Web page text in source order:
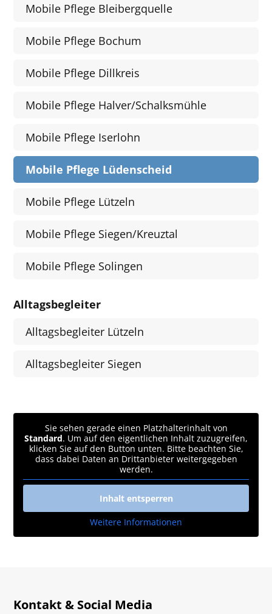
Mobile Pflege Bleibergquelle
Mobile Pflege Bochum
Mobile Pflege Dillkreis
Mobile Pflege Halver/Schalksmühle
Mobile Pflege Iserlohn
Mobile Pflege Lüdenscheid
Mobile Pflege Lützeln
Mobile Pflege Siegen/Kreuztal
Mobile Pflege Solingen
Alltagsbegleiter
Alltagsbegleiter Lützeln
Alltagsbegleiter Siegen
Sie sehen gerade einen Platzhalterinhalt von
Standard. Um auf den eigentlichen Inhalt zuzugreifen,
klicken Sie auf den Button unten. Bitte beachten Sie,
dass dabei Daten an Drittanbieter weitergegeben
werden.
Inhalt entsperren
Weitere Informationen
Kontakt & Social Media